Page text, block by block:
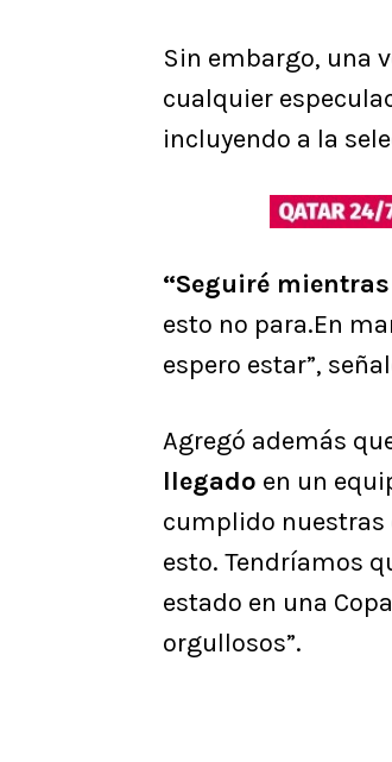
Sin embargo, una
cualquier
incluyendo a la
“Seguiré
esto no para.En
espero estar”,
Agregó además
llegado en un
cumplido nuestras
esto. Tendríamos
estado en una
orgullosos”.